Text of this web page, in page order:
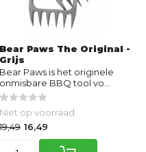
Bear Paws The Original -
Grijs
Bear Paws is het originele
onmisbare BBQ tool vo...
Niet op voorraad
19,49 16,49